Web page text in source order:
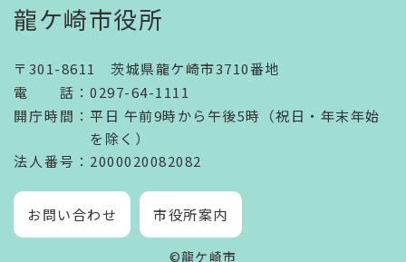
龍ケ崎市役所
〒301-8611 茨城県龍ケ崎市3710番地
電話 ： 0297-64-1111
開庁時間 ： 平日 午前9時から午後5時（祝日・年末年始
を除く）
法人番号 ：2000020082082
お問い合わせ 市役所案内
©龍ケ崎市